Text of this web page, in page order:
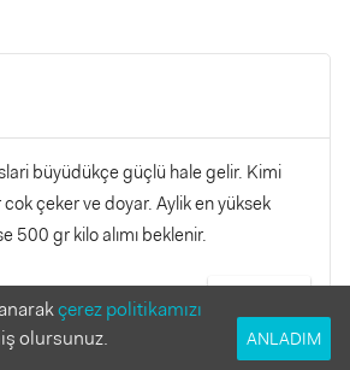
büyüdükçe güçlü hale gelir. Kimi
çeker ve doyar. Aylik en yüksek
500 gr kilo alımı beklenir.
çerez politikamızı
olursunuz.
ANLADIM